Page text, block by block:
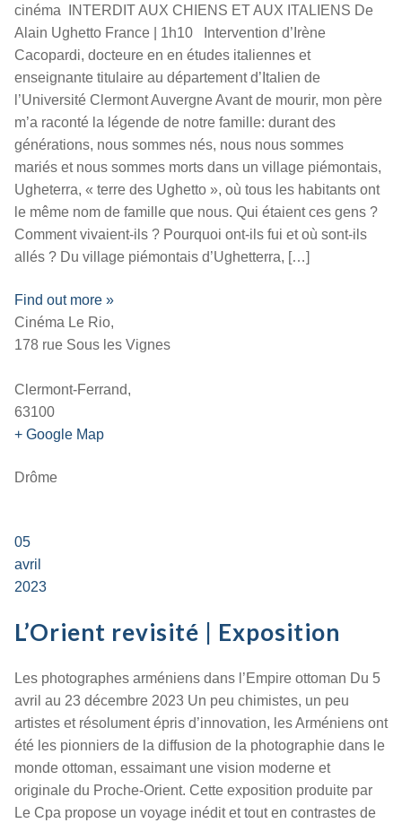
cinéma INTERDIT AUX CHIENS ET AUX ITALIENS De
Alain Ughetto France | 1h10 Intervention d’Irène
Cacopardi, docteure en en études italiennes et
enseignante titulaire au département d’Italien de
l’Université Clermont Auvergne Avant de mourir, mon père
m’a raconté la légende de notre famille: durant des
générations, nous sommes nés, nous nous sommes
mariés et nous sommes morts dans un village piémontais,
Ugheterra, « terre des Ughetto », où tous les habitants ont
le même nom de famille que nous. Qui étaient ces gens ?
Comment vivaient-ils ? Pourquoi ont-ils fui et où sont-ils
allés ? Du village piémontais d’Ughetterra, […]
Find out more »
Cinéma Le Rio,
178 rue Sous les Vignes
Clermont-Ferrand,
63100
+ Google Map
Drôme
05
avril
2023
L’Orient revisité | Exposition
Les photographes arméniens dans l’Empire ottoman Du 5
avril au 23 décembre 2023 Un peu chimistes, un peu
artistes et résolument épris d’innovation, les Arméniens ont
été les pionniers de la diffusion de la photographie dans le
monde ottoman, essaimant une vision moderne et
originale du Proche-Orient. Cette exposition produite par
Le Cpa propose un voyage inédit et tout en contrastes de